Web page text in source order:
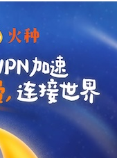
支持
支持[0] 反对[0]